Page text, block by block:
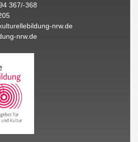
367/-368
nrw.de
nrw.de